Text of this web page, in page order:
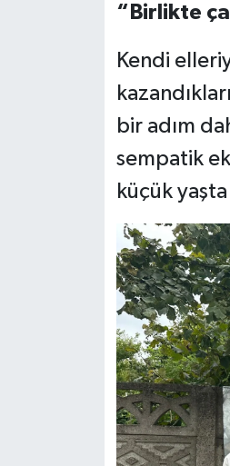
“Birlikte
Kendi
bir adım
sempatik
küçük